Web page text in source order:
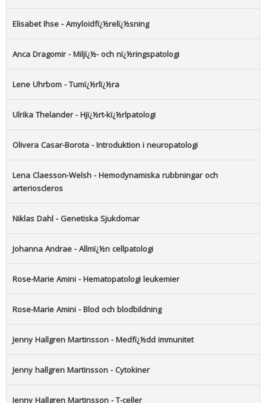
Elisabet Ihse - Amyloidfï¿½relï¿½sning
Anca Dragomir - Miljï¿½- och nï¿½ringspatologi
Lene Uhrbom - Tumï¿½rlï¿½ra
Ulrika Thelander - Hjï¿½rt-kï¿½rlpatologi
Olivera Casar-Borota - Introduktion i neuropatologi
Lena Claesson-Welsh - Hemodynamiska rubbningar och
arterioscleros
Niklas Dahl - Genetiska Sjukdomar
Johanna Andrae - Allmï¿½n cellpatologi
Rose-Marie Amini - Hematopatologi leukemier
Rose-Marie Amini - Blod och blodbildning
Jenny Hallgren Martinsson - Medfï¿½dd immunitet
Jenny hallgren Martinsson - Cytokiner
Jenny Hallgren Martinsson - T-celler